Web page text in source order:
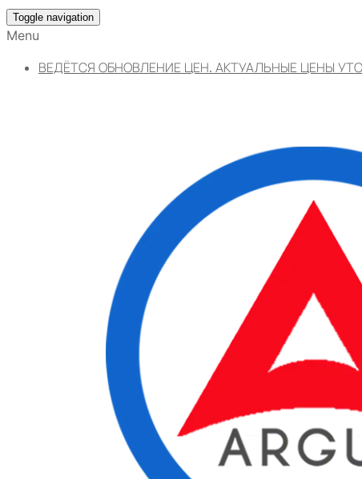
Toggle navigation
Menu
ВЕДЁТСЯ ОБНОВЛЕНИЕ ЦЕН. АКТУАЛЬНЫЕ ЦЕНЫ